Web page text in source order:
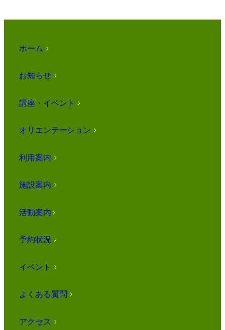
ホーム >
お知らせ>
講座・イベント >
オリエンテーション >
利用案内 >
施設案内 >
活動案内>
予約状況 >
イベント >
よくある質問 >
アクセス >